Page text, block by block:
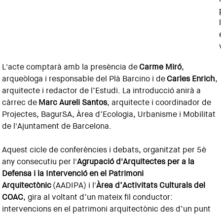
L'acte comptarà amb la presència deCarme Miró,
arqueòloga i responsable del Plà Barcino i deCarles Enrich,
arquitecte i redactor de l’Estudi. La introducció anirà a
càrrec deMarc Aureli Santos, arquitecte i coordinador de
Projectes, BagurSA, Àrea d’Ecologia, Urbanisme i Mobilitat
de l'Ajuntament de Barcelona.
Aquest cicle de conferències i debats, organitzat per 5è
any consecutiu per l'Agrupació d'Arquitectes per a la
Defensa i la Intervenció en el Patrimoni
Arquitectònic(AADIPA) i l'Àrea d’Activitats Culturals del
COAC, gira al voltant d’un mateix fil conductor:
intervencions en el patrimoni arquitectònic des d’un punt